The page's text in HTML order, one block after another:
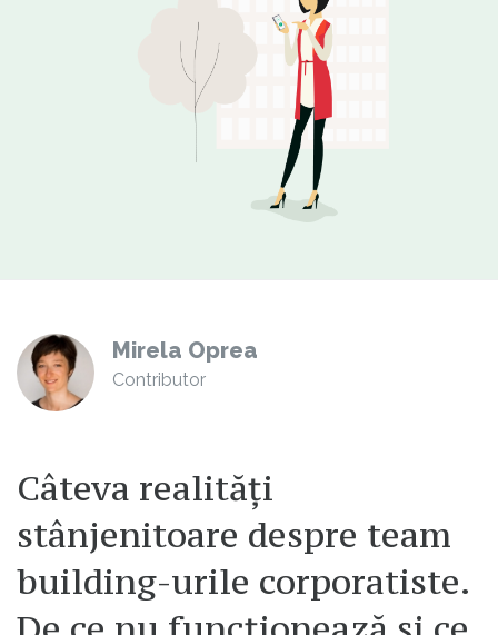
Mirela Oprea
Contributor
Câteva realități
stânjenitoare despre team
building-urile corporatiste.